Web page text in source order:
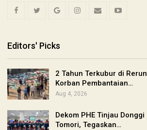
Editors' Picks
2 Tahun Terkubur di
Korban Pembantaian…
Aug 4, 2026
Dekom PHE Tinjau
Tomori, Tegaskan…